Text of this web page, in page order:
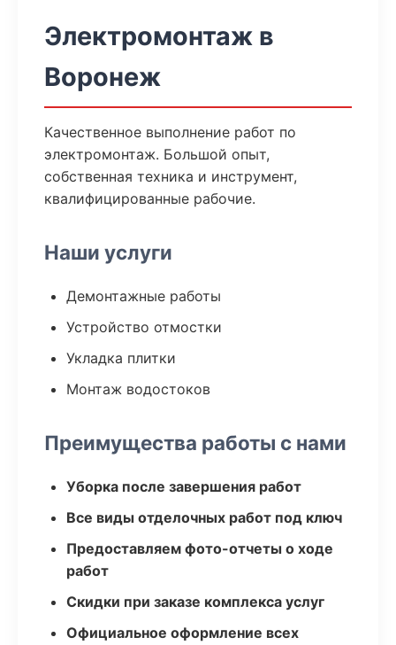
Электромонтаж в
Воронеж
Качественное выполнение работ по
электромонтаж. Большой опыт,
собственная техника и инструмент,
квалифицированные рабочие.
Наши услуги
Демонтажные работы
Устройство отмостки
Укладка плитки
Монтаж водостоков
Преимущества работы с нами
Уборка после завершения работ
Все виды отделочных работ под ключ
Предоставляем фото-отчеты о ходе
работ
Скидки при заказе комплекса услуг
Официальное оформление всех